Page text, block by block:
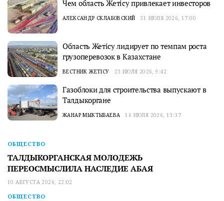
Чем область Жетісу привлекает инвесторов
АЛЕКСАНДР СКЛАБОВСКИЙ 31 ИЮЛЯ 2026, 17:00
Область Жетісу лидирует по темпам роста
грузоперевозок в Казахстане
ВЕСТНИК ЖЕТІСУ 23 ИЮЛЯ 2026, 9:42
Газоблоки для строительства выпускают в
Талдыкоргане
ЖАНАР МЫКТЫБАЕВА 16 ИЮЛЯ 2026, 13:37
ОБЩЕСТВО
ТАЛДЫКОРГАНСКАЯ МОЛОДЕЖЬ
ПЕРЕОСМЫСЛИЛА НАСЛЕДИЕ АБАЯ
10 АВГУСТА 2026, 22:02
ОБЩЕСТВО